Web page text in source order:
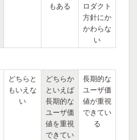
もある
ロダクト
方針にか
かわらな
い
どちらと
もいえな
い
どちらか
といえば
長期的な
ユーザ価
値を重視
できてい
長期的な
ユーザ価
値が重視
できてい
る